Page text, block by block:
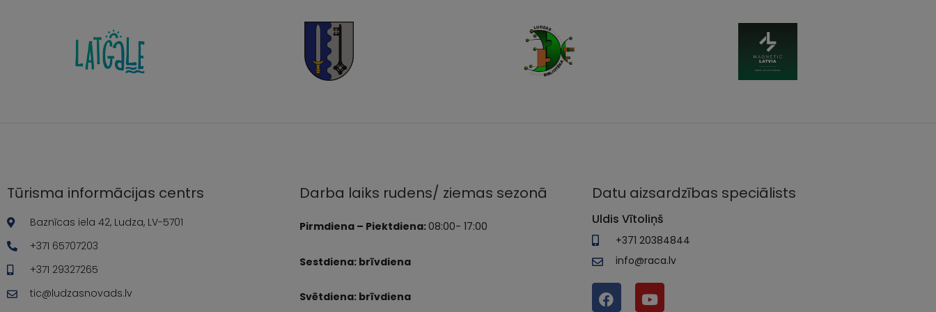
Tūrisma informācijas centrs
Baznīcas iela 42, Ludza, LV-5701
+371 65707203
+371 29327265
tic@ludzasnovads.lv
Darba laiks rudens/ ziemas sezonā
Pirmdiena – Piektdiena:08:00- 17:00
Sestdiena: brīvdiena
Svētdiena: brīvdiena
Datu aizsardzības speciālists
Uldis Vītoliņš
+371 20384844
info@raca.lv